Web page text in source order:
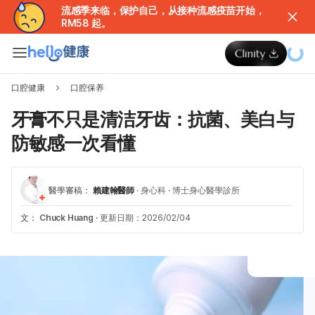
流感季来临，保护自己，从接种流感疫苗开始，
RM58 起。
口腔健康 口腔保养
牙膏不只是清洁牙齿：抗菌、美白与
防敏感一次看懂
醫學審稿： 賴建翰醫師 · 身心科 · 博士身心醫學診所
文： Chuck Huang · 更新日期：2026/02/04